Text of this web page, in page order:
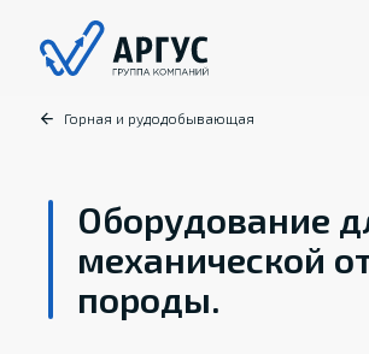
Горная и рудодобывающая
Оборудование
механической
породы.